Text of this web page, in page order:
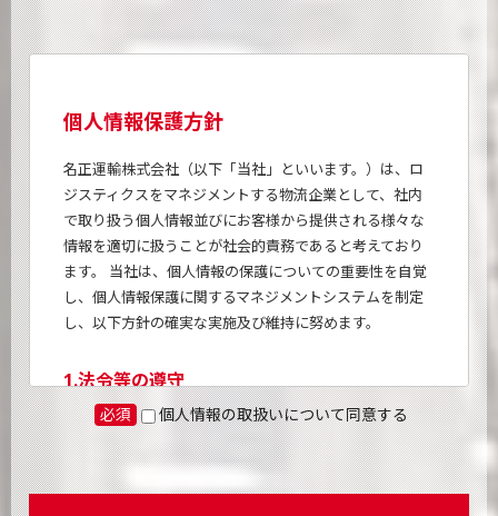
個人情報保護方針
名正運輸株式会社（以下「当社」といいます。）は、ロ
ジスティクスをマネジメントする物流企業として、社内
で取り扱う個人情報並びにお客様から提供される様々な
情報を適切に扱うことが社会的責務であると考えており
ます。 当社は、個人情報の保護についての重要性を自覚
し、個人情報保護に関するマネジメントシステムを制定
し、以下方針の確実な実施及び維持に努めます。
1.法令等の遵守
当社は、個人情報の取り扱いに関する法令及び行政機関
が定めた方針・ガイドラインを遵守します。
2.個人情報の取得及び利用及び提供
必須 個人情報の取扱いについて同意する